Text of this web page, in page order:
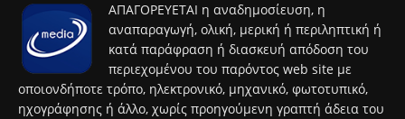
ΑΠΑΓΟΡΕΥΕΤΑΙ η αναδημοσίευση, η
αναπαραγωγή, ολική, μερική ή περιληπτική ή
κατά παράφραση ή διασκευή απόδοση του
περιεχομένου του παρόντος web site με
οποιονδήποτε τρόπο, ηλεκτρονικό, μηχανικό, φωτοτυπικό,
ηχογράφησης ή άλλο, χωρίς προηγούμενη γραπτή άδεια του